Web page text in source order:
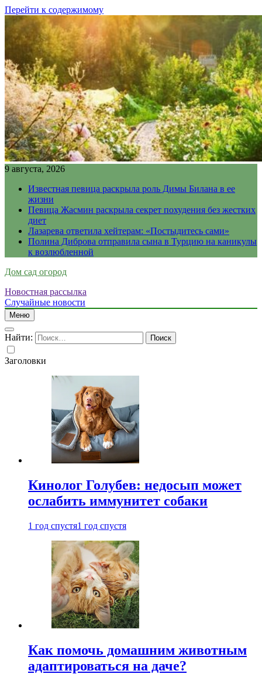
Перейти к содержимому
9 августа, 2026
Известная певица раскрыла роль Димы Билана в ее
жизни
Певица Жасмин раскрыла секрет похудения без жестких
диет
Лазарева ответила хейтерам: «Постыдитесь сами»
Полина Диброва отправила сына в Турцию на каникулы
к возлюбленной
Дом сад огород
Новостная рассылка
Случайные новости
Меню
Найти:
Заголовки
Кинолог Голубев: недосып может
ослабить иммунитет собаки
1 год спустя1 год спустя
Как помочь домашним животным
адаптироваться на даче?